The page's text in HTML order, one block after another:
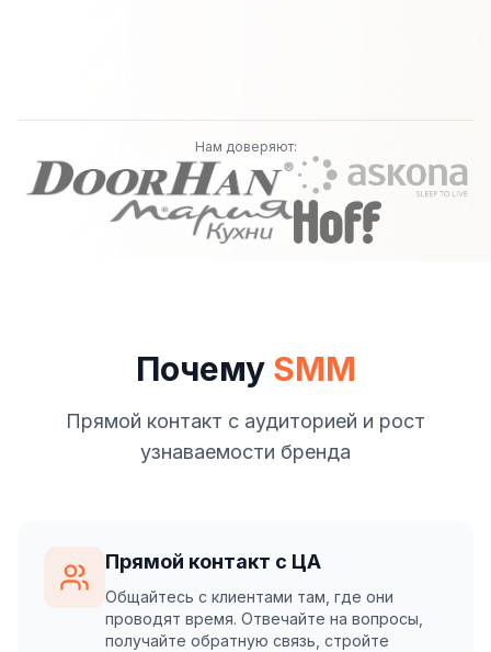
Нам доверяют:
Почему SMM
Прямой контакт с аудиторией и рост
узнаваемости бренда
Прямой контакт с ЦА
Общайтесь с клиентами там, где они
проводят время. Отвечайте на вопросы,
получайте обратную связь, стройте